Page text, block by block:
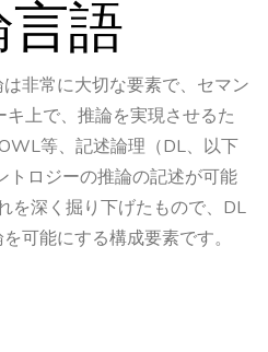
語
非常に大切な要素で、セマン
上で、推論を実現させるた
等、記述論理（DL、以下
トロジーの推論の記述が可能
を深く掘り下げたもので、DL
可能にする構成要素です。